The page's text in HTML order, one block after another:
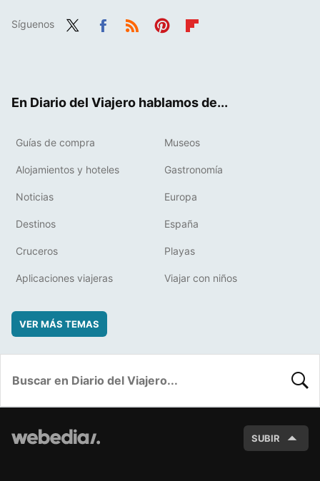
Síguenos
En Diario del Viajero hablamos de...
Guías de compra Museos
Alojamientos y hoteles Gastronomía
Noticias Europa
Destinos España
Cruceros Playas
Aplicaciones viajeras Viajar con niños
VER MÁS TEMAS
SUBIR